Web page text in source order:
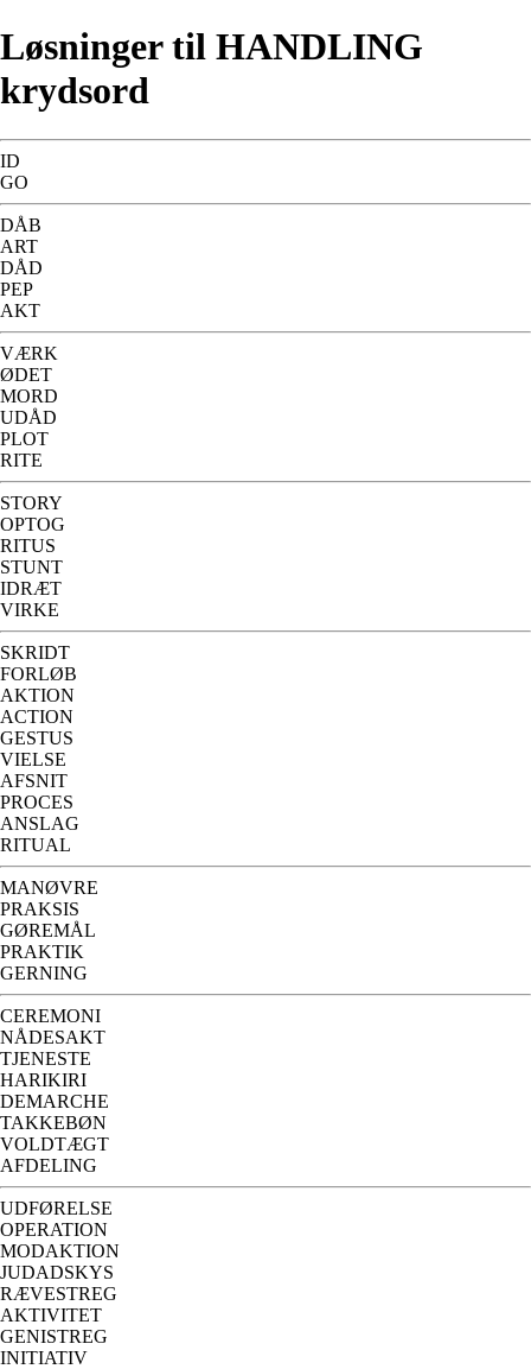
Løsninger til HANDLING
krydsord
ID
GO
DÅB
ART
DÅD
PEP
AKT
VÆRK
ØDET
MORD
UDÅD
PLOT
RITE
STORY
OPTOG
RITUS
STUNT
IDRÆT
VIRKE
SKRIDT
FORLØB
AKTION
ACTION
GESTUS
VIELSE
AFSNIT
PROCES
ANSLAG
RITUAL
MANØVRE
PRAKSIS
GØREMÅL
PRAKTIK
GERNING
CEREMONI
NÅDESAKT
TJENESTE
HARIKIRI
DEMARCHE
TAKKEBØN
VOLDTÆGT
AFDELING
UDFØRELSE
OPERATION
MODAKTION
JUDADSKYS
RÆVESTREG
AKTIVITET
GENISTREG
INITIATIV